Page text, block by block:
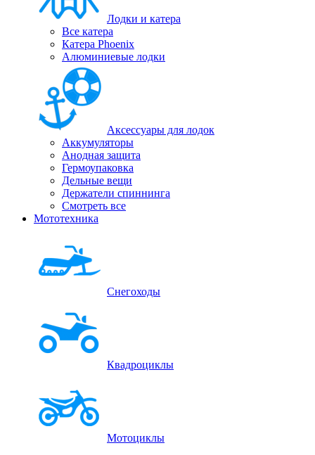
Лодки и катера
Все катера
Катера Phoenix
Алюминиевые лодки
Аксессуары для лодок
Аккумуляторы
Анодная защита
Гермоупаковка
Дельные вещи
Держатели спиннинга
Смотреть все
Мототехника
Снегоходы
Квадроциклы
Мотоциклы